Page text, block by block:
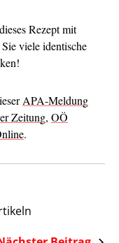
Rezept mit
viele identische
APA-Meldung
Zeitung, OÖ
.